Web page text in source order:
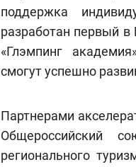
поддержка
разработан первый в
«Глэмпинг
смогут успешно
Партнерами
Общероссийский
регионального